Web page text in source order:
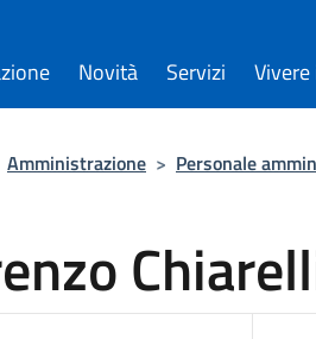
Novità Servizi
Amministrazione > Personale